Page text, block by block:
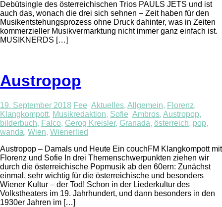
Debütsingle des österreichischen Trios PAULS JETS und ist
auch das, wonach die drei sich sehnen – Zeit haben für den
Musikentstehungsprozess ohne Druck dahinter, was in Zeiten
kommerzieller Musikvermarktung nicht immer ganz einfach ist.
MUSIKNERDS […]
Austropop
19. September 2018 Fee Aktuelles, Allgemein, Florenz,
Klangkompott, Musikredaktion, Sofie Ambros, Austropop,
bilderbuch, Falco, Gerog Kreisler, Granada, österreich, pop,
wanda, Wien, Wienerlied
Austropop – Damals und Heute Ein couchFM Klangkompott mit
Florenz und Sofie In drei Themenschwerpunkten ziehen wir
durch die österreichische Popmusik ab den 60ern: Zunächst
einmal, sehr wichtig für die österreichische und besonders
Wiener Kultur – der Tod! Schon in der Liederkultur des
Volkstheaters im 19. Jahrhundert, und dann besonders in den
1930er Jahren im […]